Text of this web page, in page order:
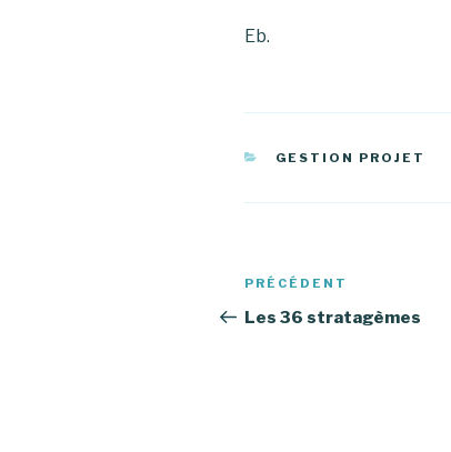
Eb.
CATÉGORIES
GESTION PROJET
Navigation
de
Article
précédent
PRÉCÉDENT
Les 36 stratagèmes